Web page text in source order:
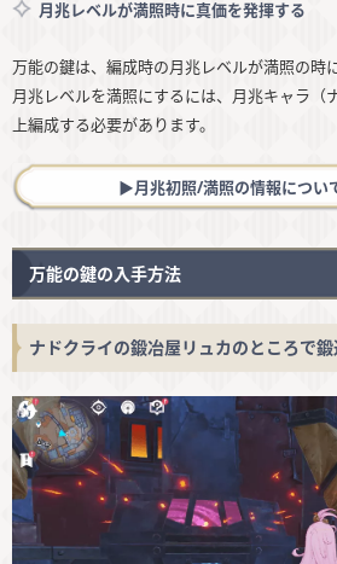
月兆レベルが満照時に真価を発揮する
万能の鍵は、編成時の月兆レベルが満照の時
月兆レベルを満照にするには、月兆キャラ（
上編成する必要があります。
▶︎月兆初照/満照の情報につい
万能の鍵の入手方法
ナドクライの鍛冶屋リュカのところで